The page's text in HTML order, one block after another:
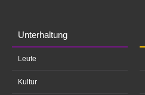
Unterhaltung
Leute
Kultur